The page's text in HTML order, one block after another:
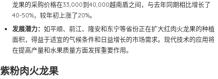
龙果的采购价格在33,000到40,000越南盾之间，与去年同期相比增长了
40-50%，较年初上涨了20%。
发展潜力： 如平顺、前江、隆安和东宁等省份正在扩大红肉火龙果的种植
面积，得益于适宜的气候条件和日益增长的市场需求。现代技术的应用将
在提高产量和水果质量方面发挥重要作用。
紫粉肉火龙果